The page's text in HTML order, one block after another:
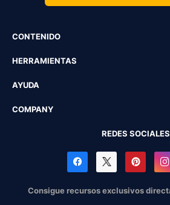
CONTENIDO
HERRAMIENTAS
AYUDA
COMPANY
REDES SOCIALES
Consigue recursos exclusivos